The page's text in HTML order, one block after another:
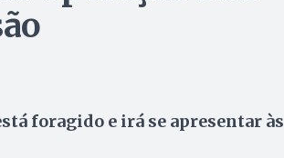
foragido e irá se apresentar às